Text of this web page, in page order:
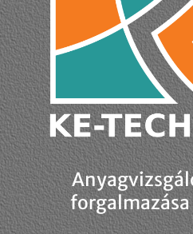
forgalmazása